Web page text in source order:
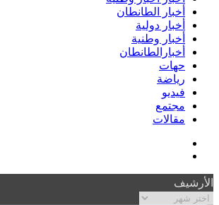
أخبار الطانطان
أخبار دولية
أخبار وطنية
أخبارالطانطان
حهات
رياضة
فيديو
مجتمع
مقالات
RSS
الأرشيف
الأرشيف